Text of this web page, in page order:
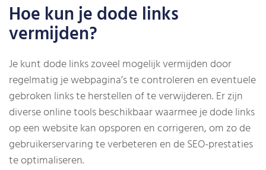
Hoe kun je dode links
vermijden?
Je kunt dode links zoveel mogelijk vermijden door
regelmatig je webpagina’s te controleren en eventuele
gebroken links te herstellen of te verwijderen. Er zijn
diverse online tools beschikbaar waarmee je dode links
op een website kan opsporen en corrigeren, om zo de
gebruikerservaring te verbeteren en de SEO-prestaties
te optimaliseren.